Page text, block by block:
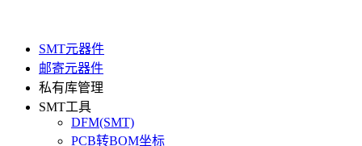
SMT元器件
邮寄元器件
私有库管理
SMT工具
DFM(SMT)
PCB转BOM坐标